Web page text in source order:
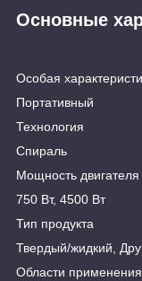
Основные
Особая
Портативный
Технология
Спираль
Мощность двигателя
750 Вт, 4500 Вт
Тип продукта
Твердый/жидкий,
Области применения